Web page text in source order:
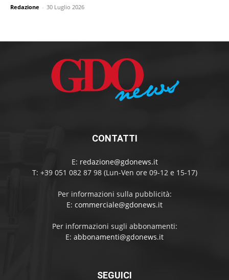
Redazione - 30 Luglio 2026
CONTATTI
E: redazione@gdonews.it
T: +39 051 082 87 98 (Lun-Ven ore 09-12 e 15-17)
Per informazioni sulla pubblicità:
E: commerciale@gdonews.it
Per informazioni sugli abbonamenti:
E: abbonamenti@gdonews.it
SEGUICI